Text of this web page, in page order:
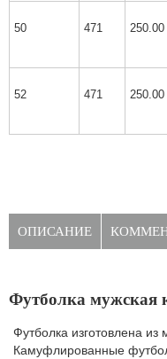
50 471 250.00
52 471 250.00
ОПИСАНИЕ
Футболка мужская
Футболка изготовлена из
Камуфлированные